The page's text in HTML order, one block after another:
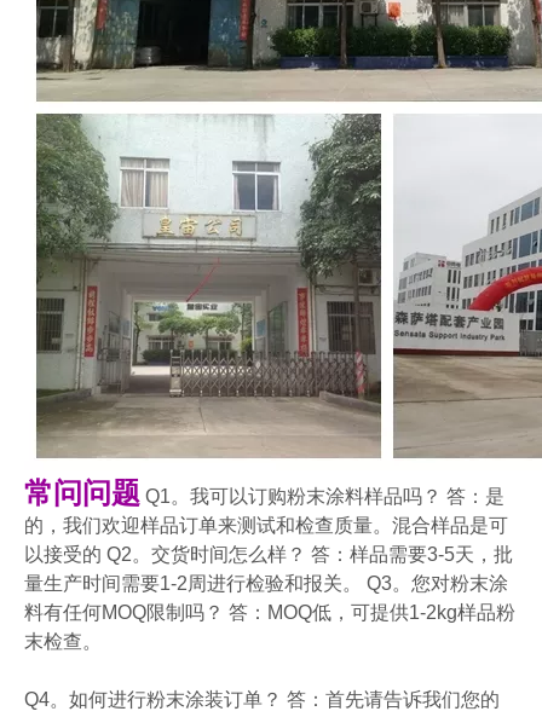
常问问题 Q1。我可以订购粉末涂料样品吗？ 答：是
的，我们欢迎样品订单来测试和检查质量。混合样品是可
以接受的 Q2。交货时间怎么样？ 答：样品需要3-5天，批
量生产时间需要1-2周进行检验和报关。 Q3。您对粉末涂
料有任何MOQ限制吗？ 答：MOQ低，可提供1-2kg样品粉
末检查。
Q4。如何进行粉末涂装订单？ 答：首先请告诉我们您的